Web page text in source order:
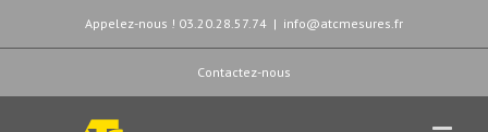
Appelez-nous ! 03.20.28.57.74 | info@atcmesures.fr
Contactez-nous